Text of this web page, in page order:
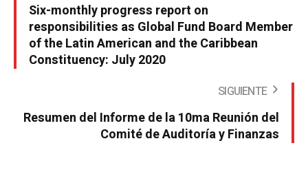
Six-monthly progress report on
responsibilities as Global Fund Board Member
of the Latin American and the Caribbean
Constituency: July 2020
SIGUIENTE
Resumen del Informe de la 10ma Reunión del
Comité de Auditoría y Finanzas